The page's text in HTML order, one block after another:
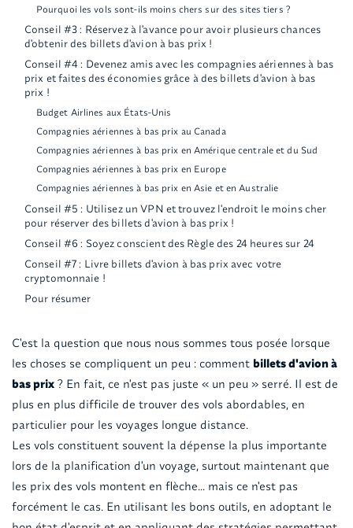
Pourquoi les vols sont-ils moins chers sur des sites tiers ?
Conseil #3 : Réservez à l'avance pour avoir plusieurs chances
d'obtenir des billets d'avion à bas prix !
Conseil #4 : Devenez amis avec les compagnies aériennes à bas
prix et faites des économies grâce à des billets d'avion à bas
prix !
Budget Airlines aux États-Unis
Compagnies aériennes à bas prix au Canada
Compagnies aériennes à bas prix en Amérique centrale et du Sud
Compagnies aériennes à bas prix en Europe
Compagnies aériennes à bas prix en Asie et en Australie
Conseil #5 : Utilisez un VPN et trouvez l'endroit le moins cher
pour réserver des billets d'avion à bas prix !
Conseil #6 : Soyez conscient des Règle des 24 heures sur 24
Conseil #7 : Livre billets d'avion à bas prix avec votre
cryptomonnaie !
Pour résumer
C'est la question que nous nous sommes tous posée lorsque
les choses se compliquent un peu : comment billets d'avion à
bas prix? En fait, ce n'est pas juste « un peu » serré. Il est de
plus en plus difficile de trouver des vols abordables, en
particulier pour les voyages longue distance.
Les vols constituent souvent la dépense la plus importante
lors de la planification d'un voyage, surtout maintenant que
les prix des vols montent en flèche... mais ce n'est pas
forcément le cas. En utilisant les bons outils, en adoptant le